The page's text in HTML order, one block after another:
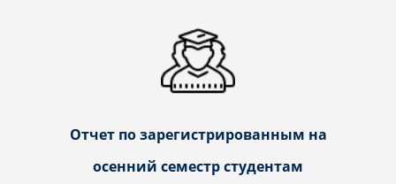
Отчет по зарегистрированным на
осенний семестр студентам